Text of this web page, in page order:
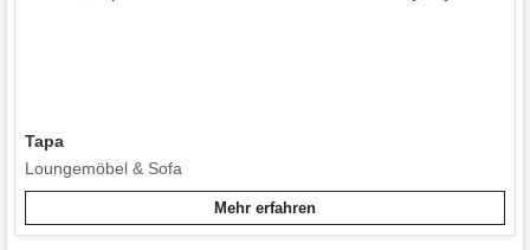
Tapa
Loungemöbel & Sofa
Mehr erfahren